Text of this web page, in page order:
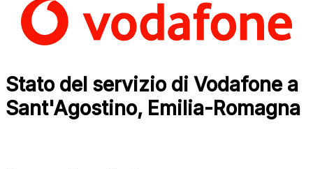
Stato del servizio di Vodafone a
Sant'Agostino, Emilia-Romagna